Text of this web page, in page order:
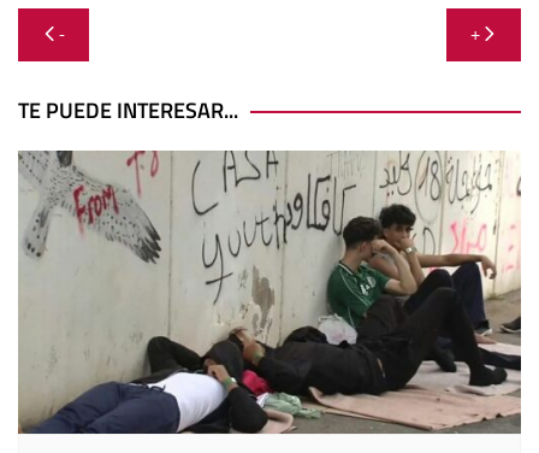
Navegación
de
entradas
- +
TE PUEDE INTERESAR...